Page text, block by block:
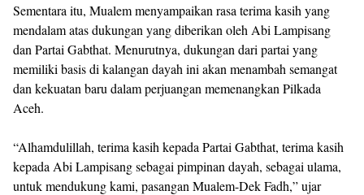
Sementara itu, Mualem menyampaikan rasa terima kasih yang
mendalam atas dukungan yang diberikan oleh Abi Lampisang
dan Partai Gabthat. Menurutnya, dukungan dari partai yang
memiliki basis di kalangan dayah ini akan menambah semangat
dan kekuatan baru dalam perjuangan memenangkan Pilkada
Aceh.
“Alhamdulillah, terima kasih kepada Partai Gabthat, terima kasih
kepada Abi Lampisang sebagai pimpinan dayah, sebagai ulama,
untuk mendukung kami, pasangan Mualem-Dek Fadh,” ujar